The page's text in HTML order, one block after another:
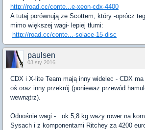
http://road.cc/conte...e-xeon-cdx-4400
A tutaj porównują ze Scottem, który -oprócz
mimo większej wagi- lepiej tłumi:
http://road.cc/conte...-solace-15-disc
paulsen
03 sty 2016
CDX i X-lite Team mają inny widelec - CDX
oś oraz inny przekrój (ponieważ przewód
wewnątrz).
Odnośnie wagi - ok 5,8 kg waży rower na
Sysach i z komponentami Ritchey za 4200